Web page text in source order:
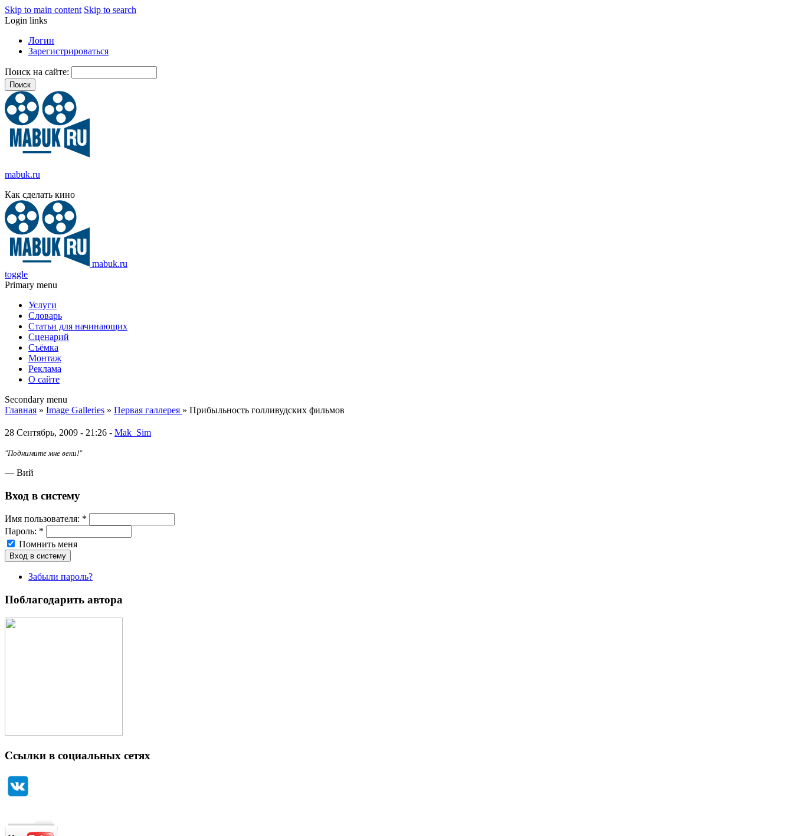
Skip to main content Skip to search
Login links
Логин
Зарегистрироваться
Поиск на сайте:
mabuk.ru
Как сделать кино
mabuk.ru
toggle
Primary menu
Услуги
Словарь
Статьи для начинающих
Сценарий
Съёмка
Монтаж
Реклама
О сайте
Secondary menu
Главная » Image Galleries » Первая галлерея » Прибыльность голливудских фильмов
28 Сентябрь, 2009 - 21:26 - Mak_Sim
"Поднимите мне веки!"
— Вий
Вход в систему
Имя пoльзовaтeля: *
Пароль: *
Помнить меня
Забыли пароль?
Поблагодарить автора
Ссылки в социальных сетях